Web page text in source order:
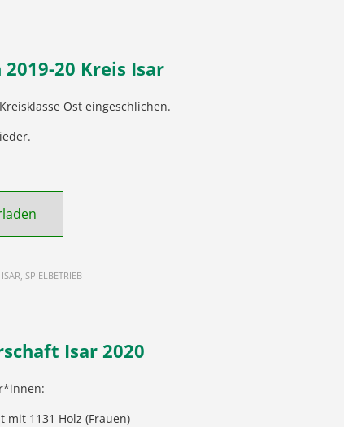
20 Kreis Isar
Ost eingeschlichen.
SPIELBETRIEB
Isar 2020
mit 1131 Holz (Frauen)